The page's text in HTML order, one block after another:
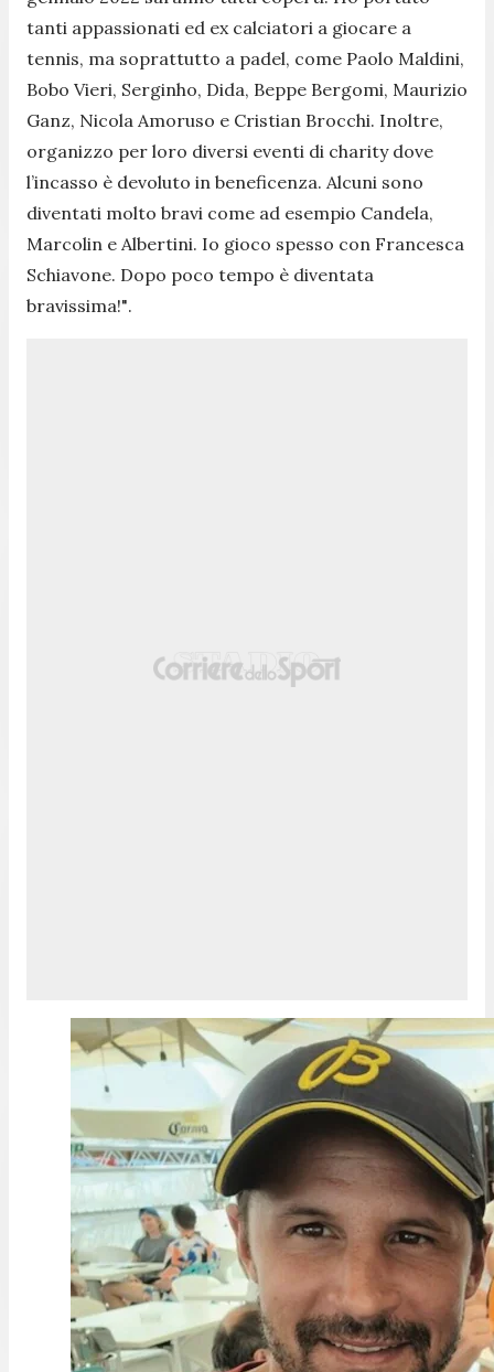
tanti appassionati ed ex calciatori a giocare a
tennis, ma soprattutto a padel, come Paolo Maldini,
Bobo Vieri, Serginho, Dida, Beppe Bergomi, Maurizio
Ganz, Nicola Amoruso e Cristian Brocchi. Inoltre,
organizzo per loro diversi eventi di charity dove
l’incasso è devoluto in beneficenza. Alcuni sono
diventati molto bravi come ad esempio Candela,
Marcolin e Albertini. Io gioco spesso con Francesca
Schiavone. Dopo poco tempo è diventata
bravissima!".